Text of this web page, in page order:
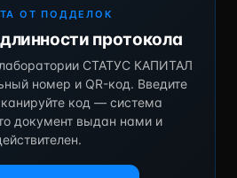
ОТ ПОДДЕЛОК
протокола
СТАТУС КАПИТАЛ
номер и QR-код. Введите
код — система
документ выдан нами и